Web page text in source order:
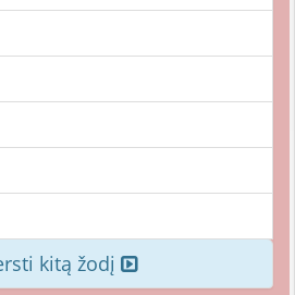
kitą žodį